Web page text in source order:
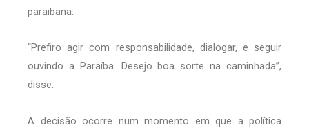
paraibana.
“Prefiro agir com responsabilidade, dialogar, e seguir
ouvindo a Paraíba. Desejo boa sorte na caminhada”,
disse.
A decisão ocorre num momento em que a política